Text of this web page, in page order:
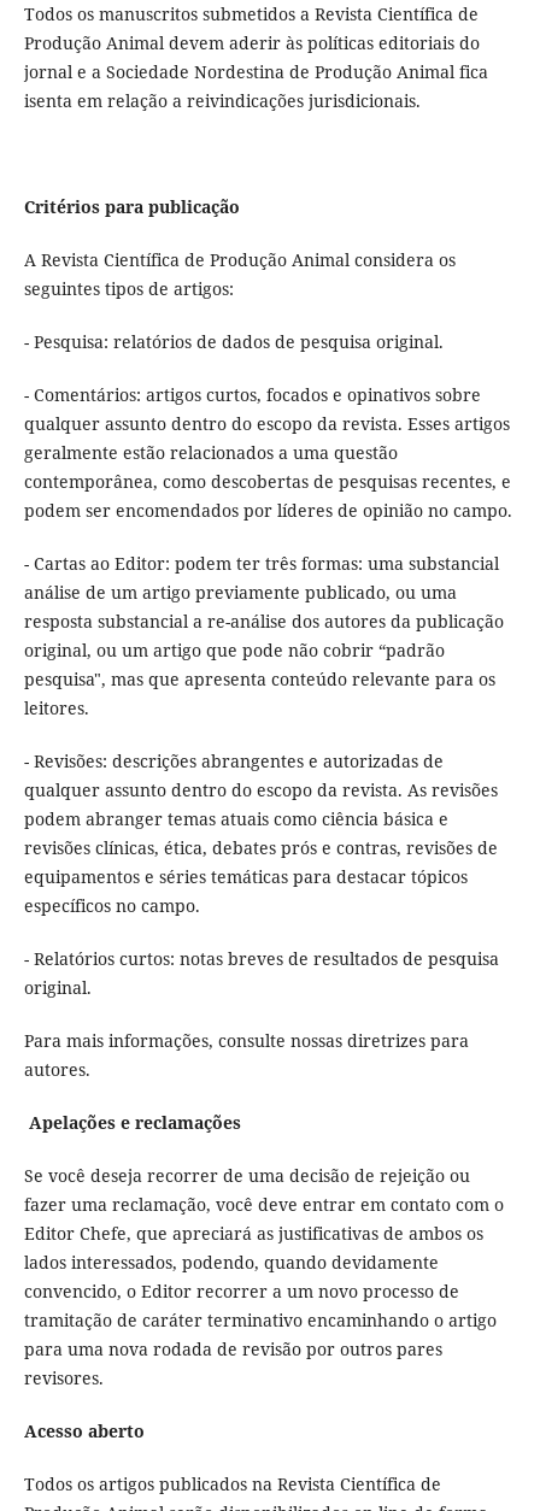
Todos os manuscritos submetidos a Revista Científica de
Produção Animal devem aderir às políticas editoriais do
jornal e a Sociedade Nordestina de Produção Animal fica
isenta em relação a reivindicações jurisdicionais.
Critérios para publicação
A Revista Científica de Produção Animal considera os
seguintes tipos de artigos:
- Pesquisa: relatórios de dados de pesquisa original.
- Comentários: artigos curtos, focados e opinativos sobre
qualquer assunto dentro do escopo da revista. Esses artigos
geralmente estão relacionados a uma questão
contemporânea, como descobertas de pesquisas recentes, e
podem ser encomendados por líderes de opinião no campo.
- Cartas ao Editor: podem ter três formas: uma substancial
análise de um artigo previamente publicado, ou uma
resposta substancial a re-análise dos autores da publicação
original, ou um artigo que pode não cobrir “padrão
pesquisa", mas que apresenta conteúdo relevante para os
leitores.
- Revisões: descrições abrangentes e autorizadas de
qualquer assunto dentro do escopo da revista. As revisões
podem abranger temas atuais como ciência básica e
revisões clínicas, ética, debates prós e contras, revisões de
equipamentos e séries temáticas para destacar tópicos
específicos no campo.
- Relatórios curtos: notas breves de resultados de pesquisa
original.
Para mais informações, consulte nossas diretrizes para
autores.
Apelações e reclamações
Se você deseja recorrer de uma decisão de rejeição ou
fazer uma reclamação, você deve entrar em contato com o
Editor Chefe, que apreciará as justificativas de ambos os
lados interessados, podendo, quando devidamente
convencido, o Editor recorrer a um novo processo de
tramitação de caráter terminativo encaminhando o artigo
para uma nova rodada de revisão por outros pares
revisores.
Acesso aberto
Todos os artigos publicados na Revista Científica de